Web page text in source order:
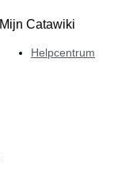
Mijn Catawiki
Helpcentrum